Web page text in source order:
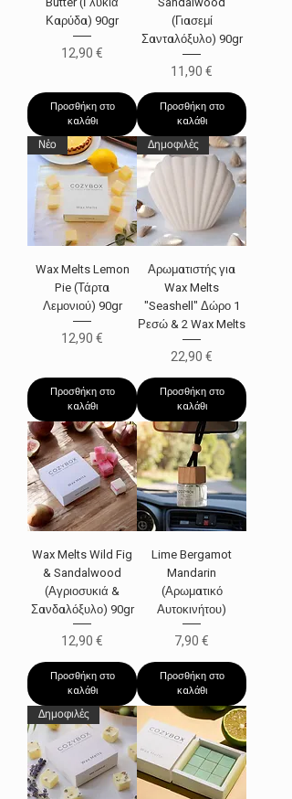
Καρύδα) 90gr
Τιμή
12,90 €
Προσθήκη στο
καλάθι
(Γιασεμί
Σανταλόξυλο) 90gr
Τιμή
11,90 €
Προσθήκη στο
καλάθι
Νέο
Wax Melts Lemon
Pie (Τάρτα
Λεμονιού) 90gr
Τιμή
12,90 €
Προσθήκη στο
καλάθι
Δημοφιλές
Αρωματιστής για
Wax Melts
"Seashell" Δώρο 1
Ρεσώ & 2 Wax Melts
Τιμή
22,90 €
Προσθήκη στο
καλάθι
Wax Melts Wild Fig
& Sandalwood
(Αγριοσυκιά &
Σανδαλόξυλο) 90gr
Τιμή
12,90 €
Προσθήκη στο
καλάθι
Lime Bergamot
Mandarin
(Αρωματικό
Αυτοκινήτου)
Τιμή
7,90 €
Προσθήκη στο
καλάθι
Δημοφιλές